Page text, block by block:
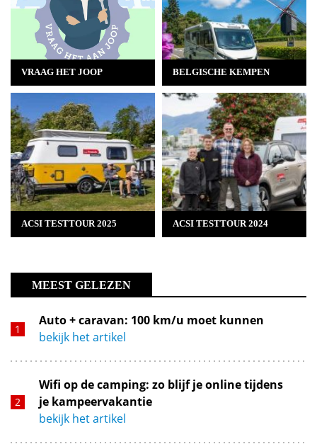
VRAAG HET JOOP
ACSI TESTTOUR 2025
BELGISCHE KEMPEN
ACSI TESTTOUR 2024
MEEST GELEZEN
Auto + caravan: 100 km/u moet kunnen
bekijk het artikel
Wifi op de camping: zo blijf je online tijdens
je kampeervakantie
bekijk het artikel